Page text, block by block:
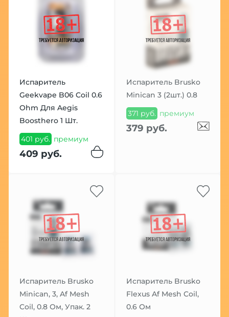
Испаритель
Geekvape B06 Coil 0.6
Ohm Для Aegis
Boosthero 1 Шт.
401 руб. премиум
409 руб.
Испаритель Brusko
Minican 3 (2шт.) 0.8
371 руб. премиум
379 руб.
Испаритель Brusko
Minican, 3, Af Mesh
Coil, 0.8 Ом, Упак. 2
Испаритель Brusko
Flexus Af Mesh Coil,
0.6 Ом